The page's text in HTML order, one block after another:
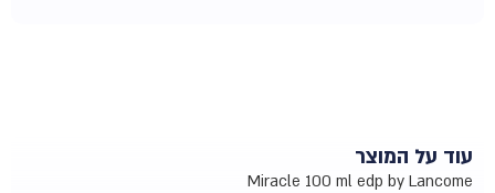
עוד על המוצר
Miracle 100 ml edp by Lancome